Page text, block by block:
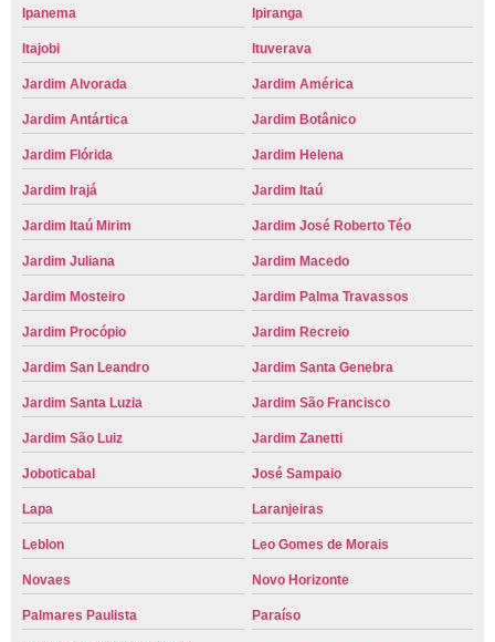
Ipanema Ipiranga
Itajobi Ituverava
Jardim Alvorada Jardim América
Jardim Antártica Jardim Botânico
Jardim Flórida Jardim Helena
Jardim Irajá Jardim Itaú
Jardim Itaú Mirim Jardim José Roberto Téo
Jardim Juliana Jardim Macedo
Jardim Mosteiro Jardim Palma Travassos
Jardim Procópio Jardim Recreio
Jardim San Leandro Jardim Santa Genebra
Jardim Santa Luzia Jardim São Francisco
Jardim São Luiz Jardim Zanetti
Joboticabal José Sampaio
Lapa Laranjeiras
Leblon Leo Gomes de Morais
Novaes Novo Horizonte
Palmares Paulista Paraíso